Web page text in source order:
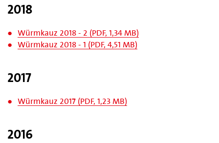
2018
Würmkauz 2018 - 2 (PDF, 1,34 MB)
Würmkauz 2018 - 1 (PDF, 4,51 MB)
2017
Würmkauz 2017 (PDF, 1,23 MB)
2016